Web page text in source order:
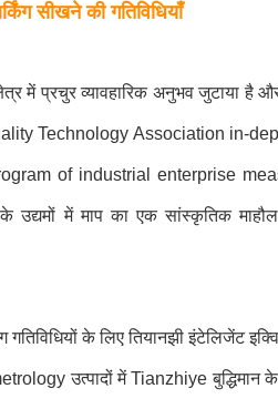
सीखने की गतिविधियाँ
में प्रचुर व्यावहारिक अनुभव जुटाया है
Technology Association in-
of industrial enterprise
में माप का एक सांस्कृतिक माहौल
गतिविधियों के लिए तियानझी इंटेलिजेंट
उत्पादों में Tianzhiye बुद्धिमान